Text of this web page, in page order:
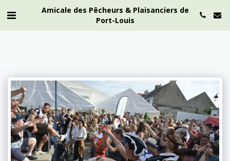
Amicale des Pêcheurs & Plaisanciers de
Port-Louis